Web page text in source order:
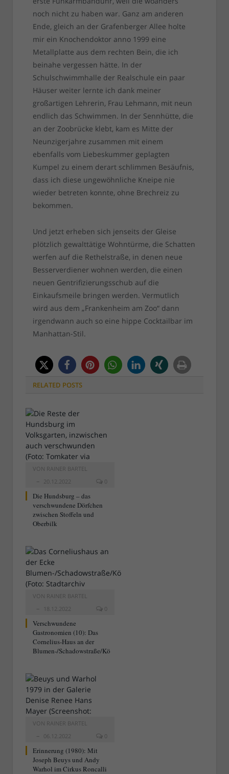
noch nicht zu haben war. Ganz am anderen
Ende, gleich an der Grafenberger Allee holte
mir ein Knochendoktor anno 1999 eine
Metallplatte aus dem rechten Bein, die ich
beinahe vergessen hätte. In der
Schulschwimmhalle der Realschule ein paar
Häuser weiter lernte ich dank meiner
großartigen Lehrerin, Frau Lehmann, mit neun
endlich das Schwimmen. In der Sennhütte, die
an der Zoobrücke klebt, kam es Mitte der
Neunzigerjahre zusammen mit einem
ebenfalls vom Liebeskummer geplagten
Kumpel zu einem derart schlimmen Besäufnis,
dass ich diese ungewöhnliche Kneipe nie
wieder betreten konnte, ohne Brechreiz zu
bekommen.
Und jetzt erheben sich jenseits der Gleise
plötzlich gewalttätige Wohntürme, die Schatten
werfen auf die Rethelstraße, in denen neue
Besserverdiener wohnen werden, die einen
neuen Gentrifizierungsschub auf die
Einkaufsmeile bringen werden. Vermutlich
wird aus dem „Frankenheim am Zoo“ dann
irgendwann auch so eine hippe Cocktailbar im
Manhattan-Stil.
RELATED POSTS
VON RAINER BARTEL
20.12.2022
0
Die Hundsburg – das
verschwundene Dörfchen
zwischen Stoffeln und
Oberbilk
VON RAINER BARTEL
18.12.2022
0
Verschwundene
Gastronomien (10): Das
Cornelius-Haus an der
Blumen-/Schadowstraße/Kö
VON RAINER BARTEL
06.12.2022
0
Erinnerung (1980): Mit
Joseph Beuys und Andy
Warhol im Cirkus Roncalli